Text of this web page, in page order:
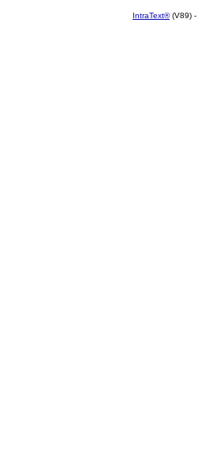
IntraText®(V89) -